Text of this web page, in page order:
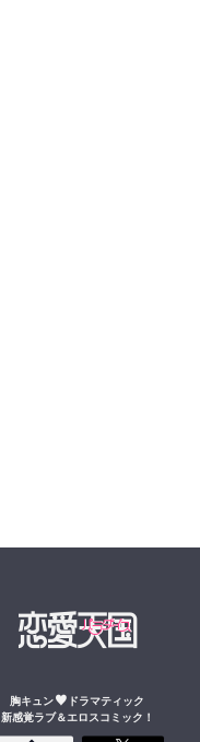
胸キュン
ドラマティック
新感覚ラブ＆エロスコミック！